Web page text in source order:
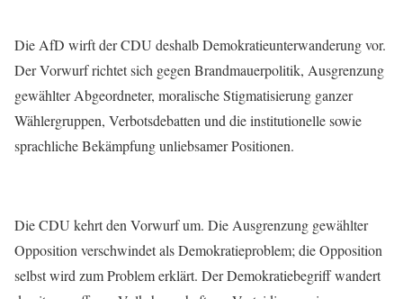
Die AfD wirft der CDU deshalb Demokratieunterwanderung vor.
Der Vorwurf richtet sich gegen Brandmauerpolitik, Ausgrenzung
gewählter Abgeordneter, moralische Stigmatisierung ganzer
Wählergruppen, Verbotsdebatten und die institutionelle sowie
sprachliche Bekämpfung unliebsamer Positionen.
Die CDU kehrt den Vorwurf um. Die Ausgrenzung gewählter
Opposition verschwindet als Demokratieproblem; die Opposition
selbst wird zum Problem erklärt. Der Demokratiebegriff wandert